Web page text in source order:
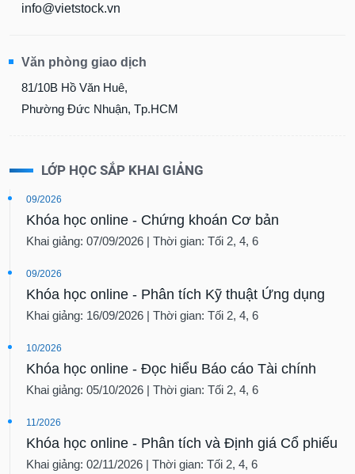
info@vietstock.vn
Văn phòng giao dịch
81/10B Hồ Văn Huê,
Phường Đức Nhuận, Tp.HCM
LỚP HỌC SẮP KHAI GIẢNG
09/2026
Khóa học online - Chứng khoán Cơ bản
Khai giảng: 07/09/2026 | Thời gian: Tối 2, 4, 6
09/2026
Khóa học online - Phân tích Kỹ thuật Ứng dụng
Khai giảng: 16/09/2026 | Thời gian: Tối 2, 4, 6
10/2026
Khóa học online - Đọc hiểu Báo cáo Tài chính
Khai giảng: 05/10/2026 | Thời gian: Tối 2, 4, 6
11/2026
Khóa học online - Phân tích và Định giá Cổ phiếu
Khai giảng: 02/11/2026 | Thời gian: Tối 2, 4, 6